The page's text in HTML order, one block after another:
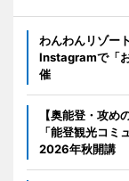
わんわんリゾー
Instagramで「
催
【奥能登・攻め
「能登観光コミ
2026年秋開講